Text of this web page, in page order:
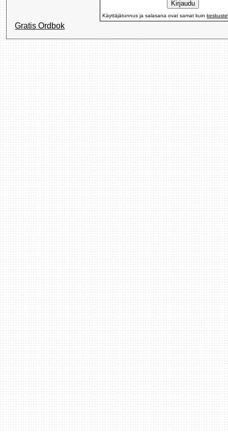
Käyttäjätunnus ja salasana ovat samat kuin
Gratis Ordbok